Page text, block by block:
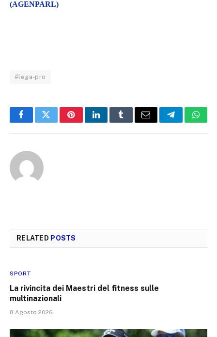
(AGENPARL)
#lega-pro
FacebookTwitterPinterestLinkedInTumblrEmail Telegram
RELATED POSTS
SPORT
La rivincita dei Maestri del fitness sulle
multinazionali
8 Agosto 2026